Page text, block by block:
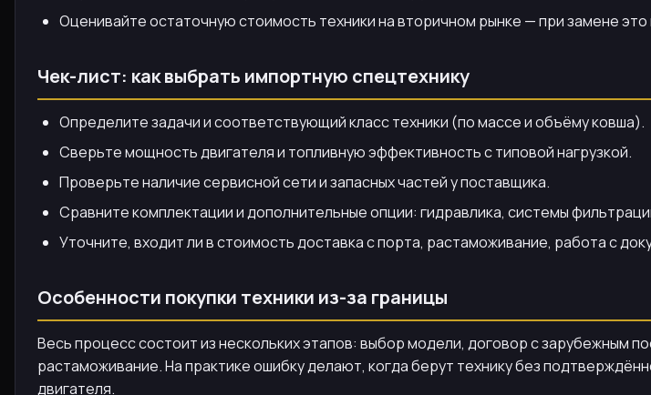
Оценивайте остаточную стоимость техники на вторичном рынке — при замене это
Чек-лист: как выбрать импортную спецтехнику
Определите задачи и соответствующий класс техники (по массе и объёму ковша).
Сверьте мощность двигателя и топливную эффективность с типовой нагрузкой.
Проверьте наличие сервисной сети и запасных частей у поставщика.
Сравните комплектации и дополнительные опции: гидравлика, системы
Уточните, входит ли в стоимость доставка с порта, растаможивание, работа с
Особенности покупки техники из-за границы
Весь процесс состоит из нескольких этапов: выбор модели, договор с зарубежным
растаможивание. На практике ошибку делают, когда берут технику без
двигателя.